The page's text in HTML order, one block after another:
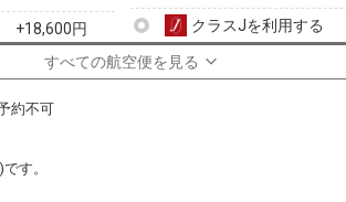
+18,600円
+16,000円
+17,500円
クラスJを利用する
すべての航空便を見る
約不可
す。